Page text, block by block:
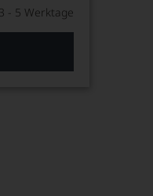
- 5 Werktage